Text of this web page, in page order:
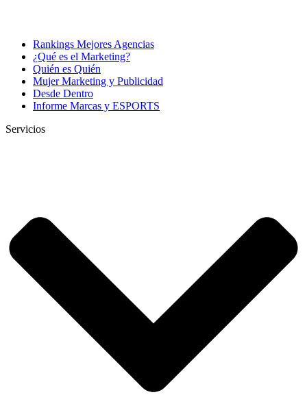
Rankings Mejores Agencias
¿Qué es el Marketing?
Quién es Quién
Mujer Marketing y Publicidad
Desde Dentro
Informe Marcas y ESPORTS
Servicios